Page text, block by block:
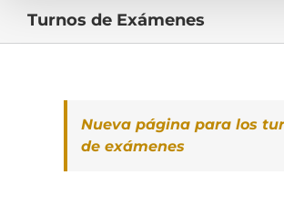
Turnos de Exámenes
Nueva página para los
de exámenes